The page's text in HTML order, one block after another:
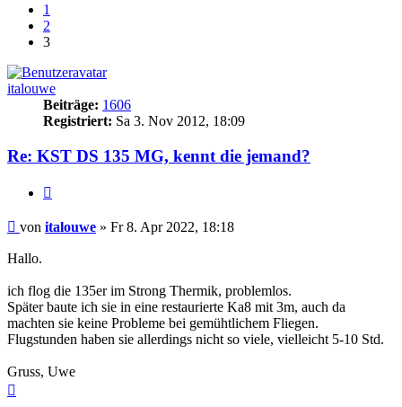
1
2
3
italouwe
Beiträge: 1606
Registriert: Sa 3. Nov 2012, 18:09
Re: KST DS 135 MG, kennt die jemand?
Beitrag
von italouwe » Fr 8. Apr 2022, 18:18
Hallo.
ich flog die 135er im Strong Thermik, problemlos.
Später baute ich sie in eine restaurierte Ka8 mit 3m, auch da
machten sie keine Probleme bei gemühtlichem Fliegen.
Flugstunden haben sie allerdings nicht so viele, vielleicht 5-10 Std.
Gruss, Uwe